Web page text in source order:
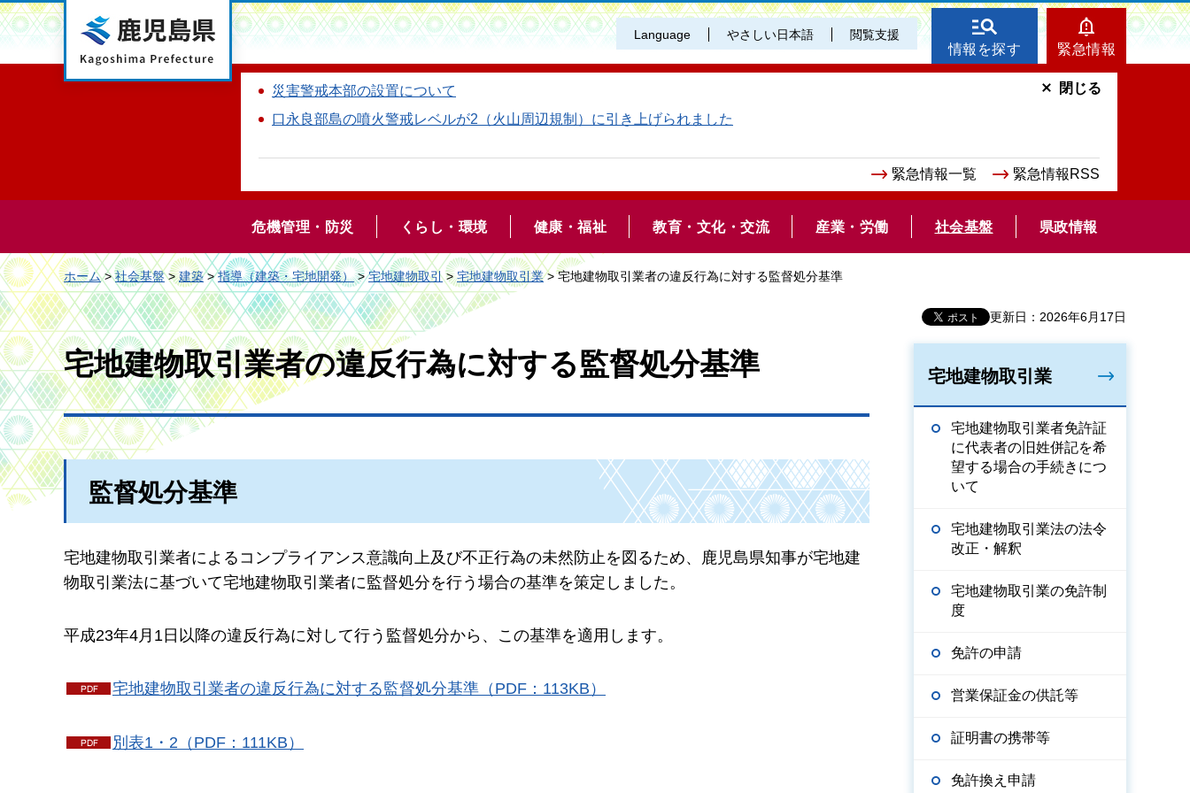
鹿児島県 Language やさしい日本語 閲覧支援
情報を探す 緊急情報
災害警戒本部の設置について
口永良部島の噴火警戒レベルが2（火山周辺規制）に引き上げられました
緊急情報一覧 緊急情報RSS
閉じる
危機管理・防災 くらし・環境 健康・福祉 教育・文化・交流 産業・労働 社会基盤 県政情報
ホーム>社会基盤>建築>指導（建築・宅地開発）>宅地建物取引>宅地建物取引業> 宅地建物取引業者の違反行為に対する監督処分基準
更新日：2026年6月17日
宅地建物取引業者の違反行為に対する監督処分基準
監督処分基準
宅地建物取引業者によるコンプライアンス意識向上及び不正行為の未然防止を図るため、鹿児島県知事が宅地建
物取引業法に基づいて宅地建物取引業者に監督処分を行う場合の基準を策定しました。
平成23年4月1日以降の違反行為に対して行う監督処分から、この基準を適用します。
宅地建物取引業者の違反行為に対する監督処分基準（PDF：113KB）
別表1・2（PDF：111KB）
宅地建物取引業
宅地建物取引業者免許証
に代表者の旧姓併記を希
望する場合の手続きにつ
いて
宅地建物取引業法の法令
改正・解釈
宅地建物取引業の免許制
度
免許の申請
営業保証金の供託等
証明書の携帯等
免許換え申請